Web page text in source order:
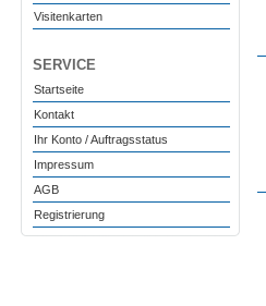
Visitenkarten
SERVICE
Startseite
Kontakt
Ihr Konto / Auftragsstatus
Impressum
AGB
Registrierung